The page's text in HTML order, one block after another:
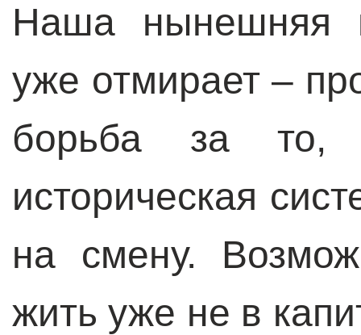
Наша нынешняя
уже отмирает –
борьба за то,
историческая
на смену.
жить уже не в